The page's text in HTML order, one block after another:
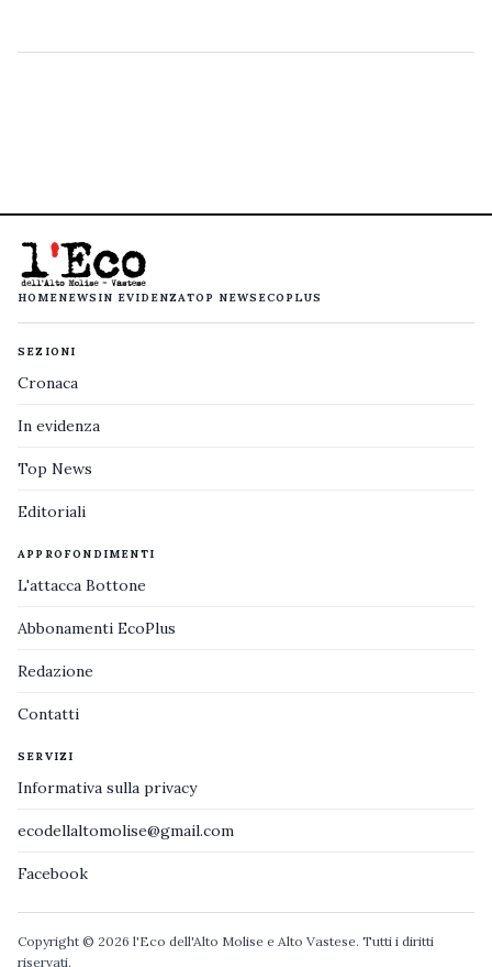
HOMENEWS IN EVIDENZATOP NEWS ECOPLUS
SEZIONI
Cronaca
In evidenza
Top News
Editoriali
APPROFONDIMENTI
L'attacca Bottone
Abbonamenti EcoPlus
Redazione
Contatti
SERVIZI
Informativa sulla privacy
ecodellaltomolise@gmail.com
Facebook
Copyright © 2026 l'Eco dell'Alto Molise e Alto Vastese. Tutti i diritti
riservati.